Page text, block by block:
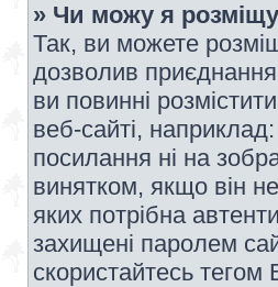
» Чи можу я
Так, ви можете
дозволив
ви повинні
веб-сайті,
посилання ні на
винятком, якщо він
яких потрібна
захищені паролем
скористайтесь тегом